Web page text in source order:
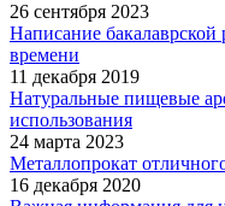
26 сентября 2023
Написание бакалаврской
времени
11 декабря 2019
Натуральные пищевые
использования
24 марта 2023
Металлопрокат
16 декабря 2020